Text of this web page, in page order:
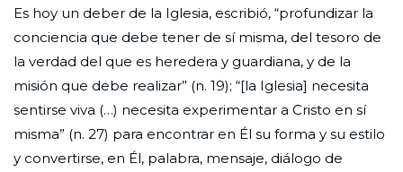
Es hoy un deber de la Iglesia, escribió, “profundizar la
conciencia que debe tener de sí misma, del tesoro de
la verdad del que es heredera y guardiana, y de la
misión que debe realizar” (n. 19); “[la Iglesia] necesita
sentirse viva (…) necesita experimentar a Cristo en sí
misma” (n. 27) para encontrar en Él su forma y su estilo
y convertirse, en Él, palabra, mensaje, diálogo de